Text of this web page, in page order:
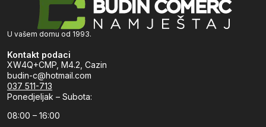
U vašem domu od 1993.
Kontakt podaci
XW4Q+CMP, M4.2, Cazin
budin-c@hotmail.com
037 511-713
Ponedjeljak – Subota:
08:00 – 16:00